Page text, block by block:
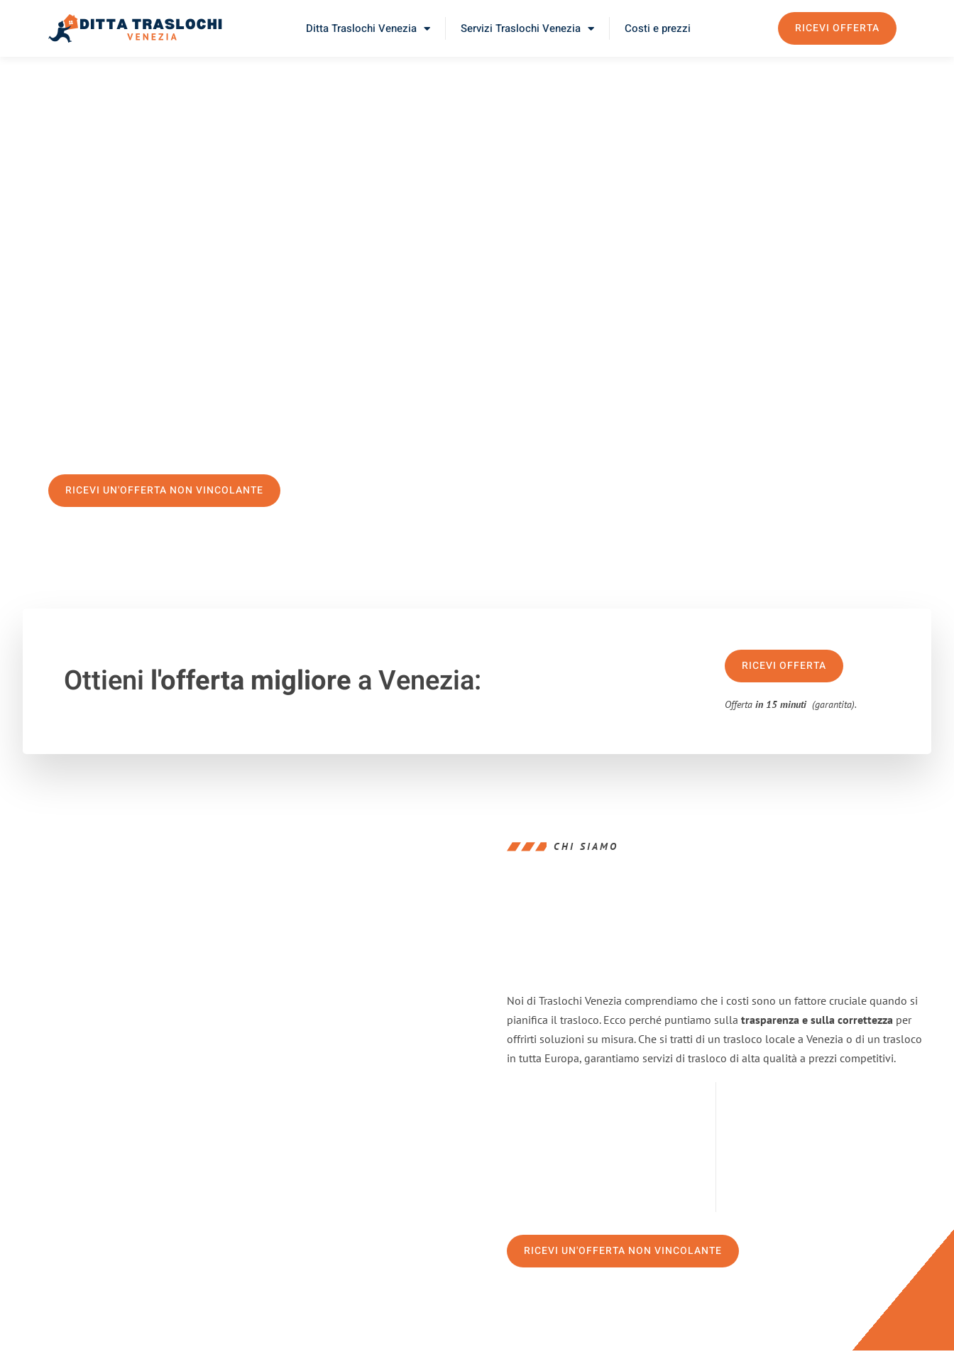
Ditta Traslochi Venezia Servizi Traslochi Venezia Costi e prezzi RICEVI OFFERTA
RICEVI UN'OFFERTA NON VINCOLANTE
Ottieni l'offerta migliorea Venezia: RICEVI OFFERTA
Offertain 15 minuti (garantita).
CHI SIAMO
Noi di Traslochi Venezia comprendiamo che i costi sono un fattore cruciale quando si
pianifica il trasloco. Ecco perché puntiamo sulla trasparenza e sulla correttezza per
offrirti soluzioni su misura. Che si tratti di un trasloco locale a Venezia o di un trasloco
in tutta Europa, garantiamo servizi di trasloco di alta qualità a prezzi competitivi.
RICEVI UN'OFFERTA NON VINCOLANTE